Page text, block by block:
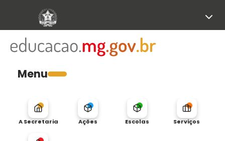
Menu
A Secretaria Ações Escolas Serviços